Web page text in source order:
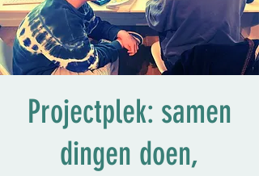
Projectplek: samen
dingen doen,